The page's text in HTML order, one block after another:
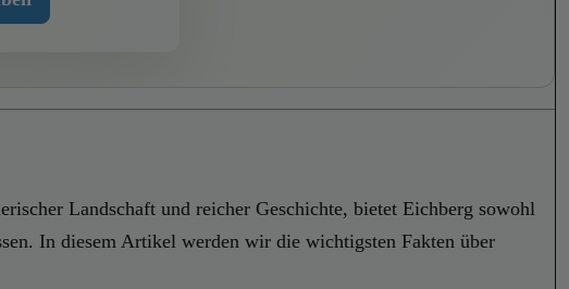
Landschaft und reicher Geschichte, bietet Eichberg sowohl
In diesem Artikel werden wir die wichtigsten Fakten über